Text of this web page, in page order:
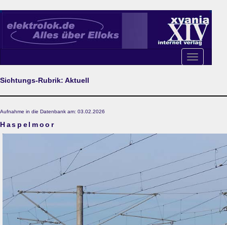
Toggle
navigation
Sichtungs-Rubrik: Aktuell
Aufnahme in die Datenbank am: 03.02.2026
Haspelmoor